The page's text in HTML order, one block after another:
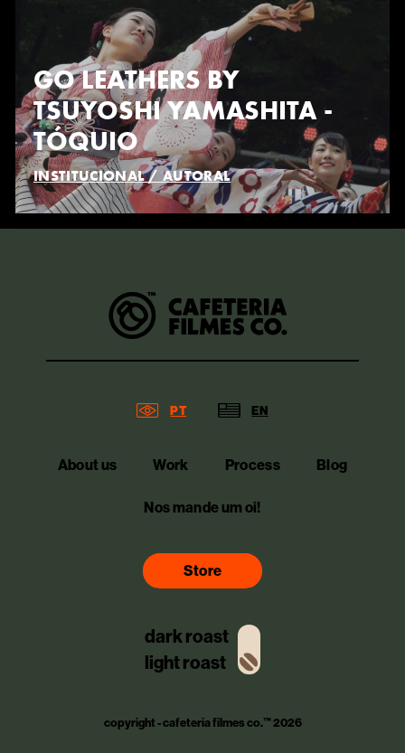
GO LEATHERS BY
TSUYOSHI YAMASHITA -
TÓQUIO
INSTITUCIONAL / AUTORAL
PT EN
About us Work Process Blog
Nos mande um oi!
Store
dark roast
light roast
copyright - cafeteria filmes co.™ 2026